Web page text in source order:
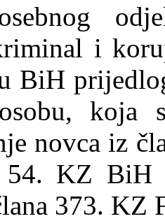
i
BiH
koja
novca iz
54. KZ
373. KZ